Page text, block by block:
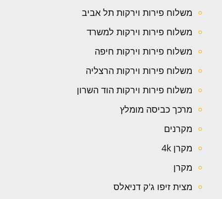
משלוח פירות וירקות תל אביב
משלוח פירות וירקות למשרד
משלוח פירות וירקות חיפה
משלוח פירות וירקות הרצליה
משלוח פירות וירקות הוד השרון
מרכך כביסה מומלץ
מקרנים
מקרן 4k
מקרן
מצית זיפו ג'ק דניאלס